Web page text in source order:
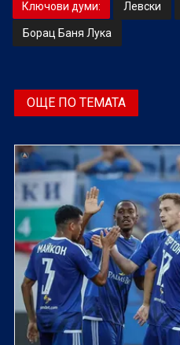
Ключови думи: Левски
Борац Баня Лука
ОЩЕ ПО ТЕМАТА